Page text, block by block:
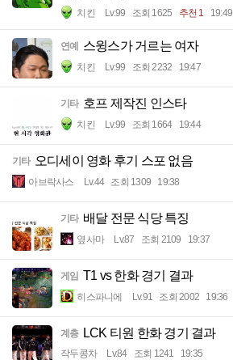
치킨 Lv.99 조회 1625 추천 1 19:49
연예 스윙스가 거르는 여자
치킨 Lv.99 조회 2232 19:47
기타 호프 제작진 인스타
치킨 Lv.99 조회 1664 19:44
기타 오디세이 영화 후기 스포 없음
아브락사스 Lv.44 조회 1309 19:38
기타 배달 전문 식당 특징
옆사마 Lv.87 조회 2109 19:37
게임 T1 vs 한화 경기 결과
히스파니에 Lv.91 조회 2002 19:36
계층 LCK 티원 한화 경기 결과
작두콩차 Lv.84 조회 1241 19:35